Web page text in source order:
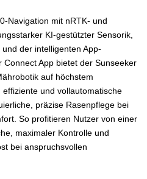
Navigation mit nRTK- und
KI-gestützter Sensorik,
der intelligenten App-
App bietet der Sunseeker
auf höchstem
und vollautomatische
präzise Rasenpflege bei
So profitieren Nutzer von einer
maximaler Kontrolle und
bei anspruchsvollen